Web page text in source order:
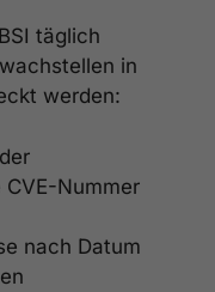
täglich
in
werden:
Nummer
nach Datum